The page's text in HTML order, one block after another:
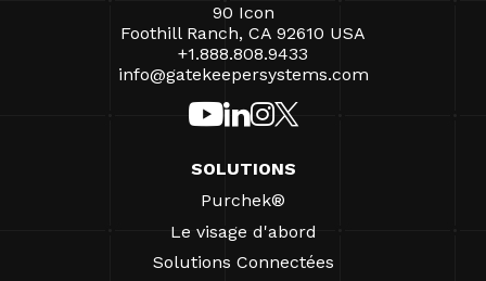
90 Icon
Foothill Ranch, CA 92610 USA
+1.888.808.9433
info@gatekeepersystems.com
SOLUTIONS
Purchek®
Le visage d'abord
Solutions Connectées